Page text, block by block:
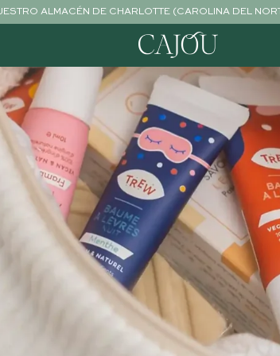
ALMACÉN DE CHARLOTTE (CAROLINA DEL